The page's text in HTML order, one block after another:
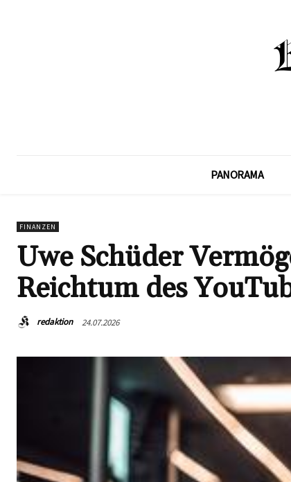
PANORAMA
FINANZEN
Uwe Schüder
Reichtum des
redaktion 24.07.2026